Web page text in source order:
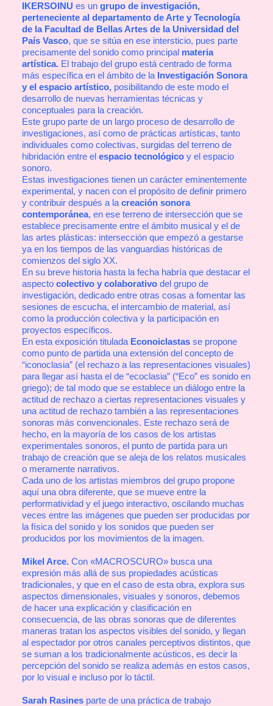
IKERSOINU es un grupo de investigación,
perteneciente al departamento de Arte y Tecnología
de la Facultad de Bellas Artes de la Universidad del
País Vasco, que se sitúa en ese intersticio, pues parte
precisamente del sonido como principal materia
artística.El trabajo del grupo está centrado de forma
más específica en el ámbito de la Investigación Sonora
y el espacio artístico,posibilitando de este modo el
desarrollo de nuevas herramientas técnicas y
conceptuales para la creación.
Este grupo parte de un largo proceso de desarrollo de
investigaciones, así como de prácticas artísticas, tanto
individuales como colectivas, surgidas del terreno de
hibridación entre el espacio tecnológicoy el espacio
sonoro.
Estas investigaciones tienen un carácter eminentemente
experimental, y nacen con el propósito de definir primero
y contribuir después a la creación sonora
contemporánea, en ese terreno de intersección que se
establece precisamente entre el ámbito musical y el de
las artes plásticas: intersección que empezó a gestarse
ya en los tiempos de las vanguardias históricas de
comienzos del siglo XX.
En su breve historia hasta la fecha habría que destacar el
aspecto colectivo y colaborativodel grupo de
investigación, dedicado entre otras cosas a fomentar las
sesiones de escucha, el intercambio de material, así
como la producción colectiva y la participación en
proyectos específicos.
En esta exposición tituladaEconoiclastasse propone
como punto de partida una extensión del concepto de
“iconoclasia” (el rechazo a las representaciones visuales)
para llegar así hasta el de “ecoclasia” (“Eco” es sonido en
griego); de tal modo que se establece un diálogo entre la
actitud de rechazo a ciertas representaciones visuales y
una actitud de rechazo también a las representaciones
sonoras más convencionales. Este rechazo será de
hecho, en la mayoría de los casos de los artistas
experimentales sonoros, el punto de partida para un
trabajo de creación que se aleja de los relatos musicales
o meramente narrativos.
Cada uno de los artistas miembros del grupo propone
aquí una obra diferente, que se mueve entre la
performatividad y el juego interactivo, oscilando muchas
veces entre las imágenes que pueden ser producidas por
la física del sonido y los sonidos que pueden ser
producidos por los movimientos de la imagen.
Mikel Arce.Con «MACROSCURO» busca una
expresión más allá de sus propiedades acústicas
tradicionales, y que en el caso de esta obra, explora sus
aspectos dimensionales, visuales y sonoros, debemos
de hacer una explicación y clasificación en
consecuencia, de las obras sonoras que de diferentes
maneras tratan los aspectos visibles del sonido, y llegan
al espectador por otros canales perceptivos distintos, que
se suman a los tradicionalmente acústicos, es decir la
percepción del sonido se realiza además en estos casos,
por lo visual e incluso por lo táctil.
Sarah Rasinesparte de una práctica de trabajo